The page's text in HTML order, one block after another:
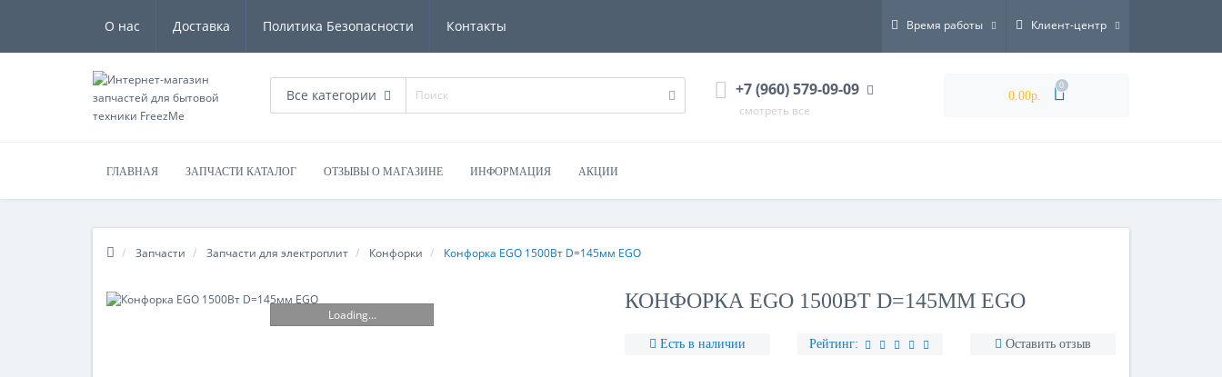
О нас Доставка Политика Безопасности Контакты Время работы Клиент-центр
Все категории +7 (960) 579-09-09
смотреть все
0.00р.
0
ГЛАВНАЯ ЗАПЧАСТИ КАТАЛОГ ОТЗЫВЫ О МАГАЗИНЕ ИНФОРМАЦИЯ АКЦИИ
Запчасти Запчасти для электроплит Конфорки Конфорка EGO 1500Вт D=145мм EGO
Loading...
КОНФОРКА EGO 1500ВТ D=145ММ EGO
Есть в наличии Рейтинг: Оставить отзыв